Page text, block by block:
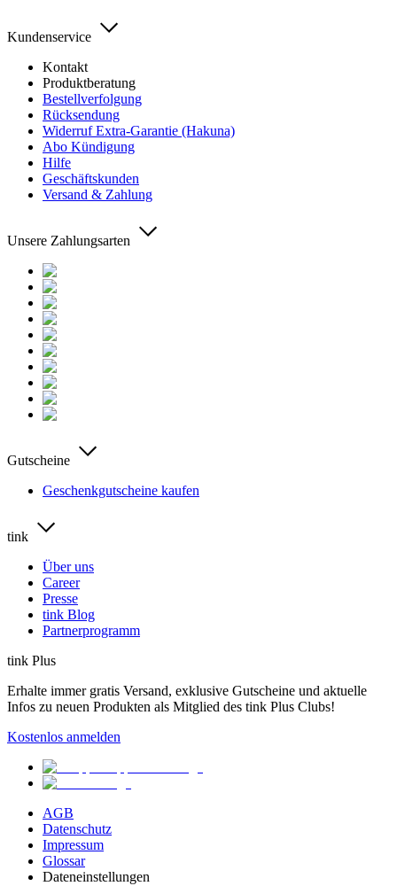
Kundenservice
Kontakt
Produktberatung
Bestellverfolgung
Rücksendung
Widerruf Extra-Garantie (Hakuna)
Abo Kündigung
Hilfe
Geschäftskunden
Versand & Zahlung
Unsere Zahlungsarten
Gutscheine
Geschenkgutscheine kaufen
tink
Über uns
Career
Presse
tink Blog
Partnerprogramm
tink Plus
Erhalte immer gratis Versand, exklusive Gutscheine und aktuelle
Infos zu neuen Produkten als Mitglied des tink Plus Clubs!
Kostenlos anmelden
AGB
Datenschutz
Impressum
Glossar
Dateneinstellungen